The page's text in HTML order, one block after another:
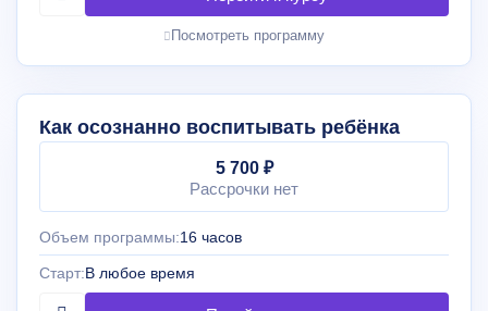
Посмотреть программу
Как осознанно воспитывать ребёнка
5 700 ₽
Рассрочки нет
Объем программы:16 часов
Старт:В любое время